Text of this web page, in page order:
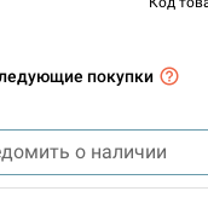
покупки
о наличии